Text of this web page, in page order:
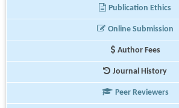
Publication Ethics
Online Submission
Author Fees
Journal History
Peer Reviewers